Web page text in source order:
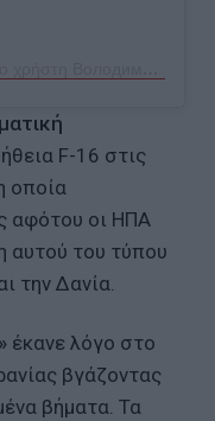
F-16 στις
οποία
αφότου οι ΗΠΑ
αυτού του τύπου
την Δανία.
έκανε λόγο στο
βγάζοντας
βήματα. Τα